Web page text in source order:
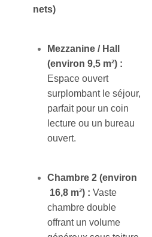
nets)
Mezzanine / Hall
(environ 9,5 m²) :
Espace ouvert
surplombant le séjour,
parfait pour un coin
lecture ou un bureau
ouvert.
Chambre 2 (environ
16,8 m²) : Vaste
chambre double
offrant un volume